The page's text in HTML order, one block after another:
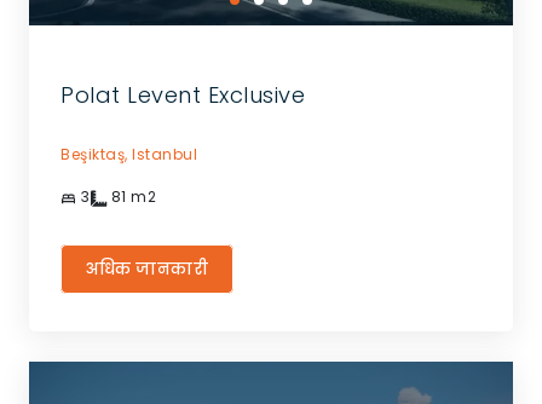
Polat Levent Exclusive
Beşiktaş, Istanbul
3 81 m2
अधिक जानकारी